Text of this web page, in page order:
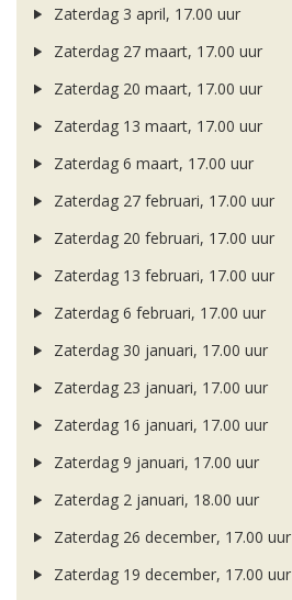
Zaterdag 3 april, 17.00 uur
Zaterdag 27 maart, 17.00 uur
Zaterdag 20 maart, 17.00 uur
Zaterdag 13 maart, 17.00 uur
Zaterdag 6 maart, 17.00 uur
Zaterdag 27 februari, 17.00 uur
Zaterdag 20 februari, 17.00 uur
Zaterdag 13 februari, 17.00 uur
Zaterdag 6 februari, 17.00 uur
Zaterdag 30 januari, 17.00 uur
Zaterdag 23 januari, 17.00 uur
Zaterdag 16 januari, 17.00 uur
Zaterdag 9 januari, 17.00 uur
Zaterdag 2 januari, 18.00 uur
Zaterdag 26 december, 17.00 uur
Zaterdag 19 december, 17.00 uur